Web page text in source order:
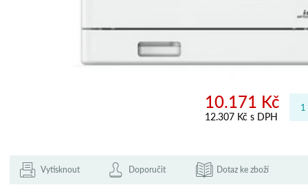
10.171 Kč
12.307 Kč s DPH
Vytisknout Doporučit Dotaz ke zboží